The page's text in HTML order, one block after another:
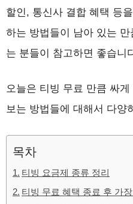
할인, 통신사 결합 혜택 등
하는 방법들이 남아 있는
는 분들이 참고하면 좋습니
오늘은 티빙 무료 만큼 싸
보는 방법들에 대해서 다양
목차
티빙 요금제 종류 정리
티빙 무료 혜택 종료 후 가